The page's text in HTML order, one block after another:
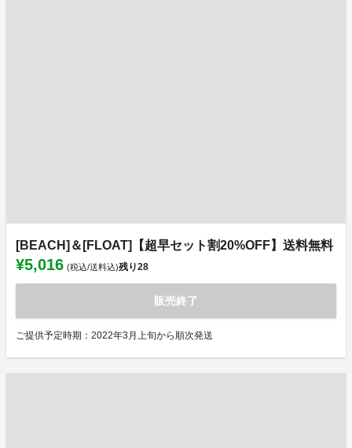
[BEACH]＆[FLOAT]【超早セット割20%OFF】送料無料
¥5,016 (税込/送料込)残り28
販売終了
ご提供予定時期：2022年3月上旬から順次発送